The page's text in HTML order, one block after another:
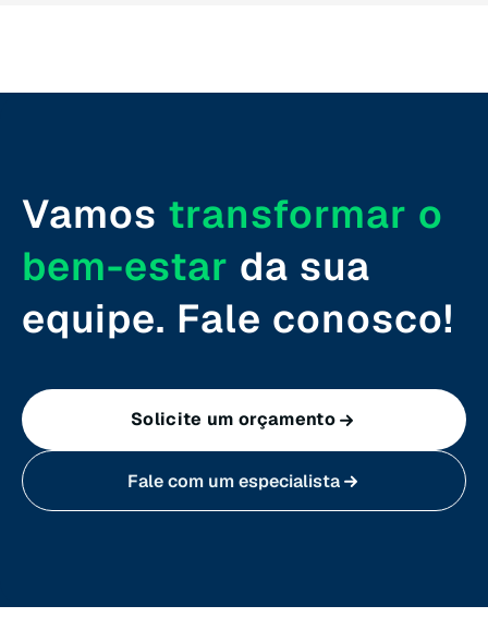
Vamos transformar o
bem-estar da sua
equipe. Fale conosco!
Solicite um orçamento
Fale com um especialista